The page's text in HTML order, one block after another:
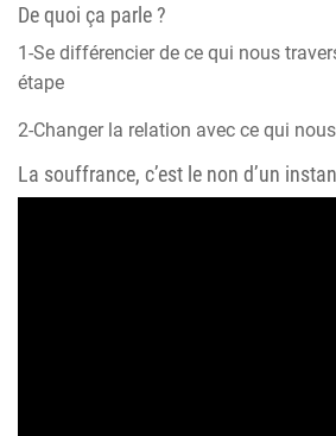
De quoi ça parle ?
1-Se différencier de ce qui nous
étape
2-Changer la relation avec ce qui
La souffrance, c’est le non d’un